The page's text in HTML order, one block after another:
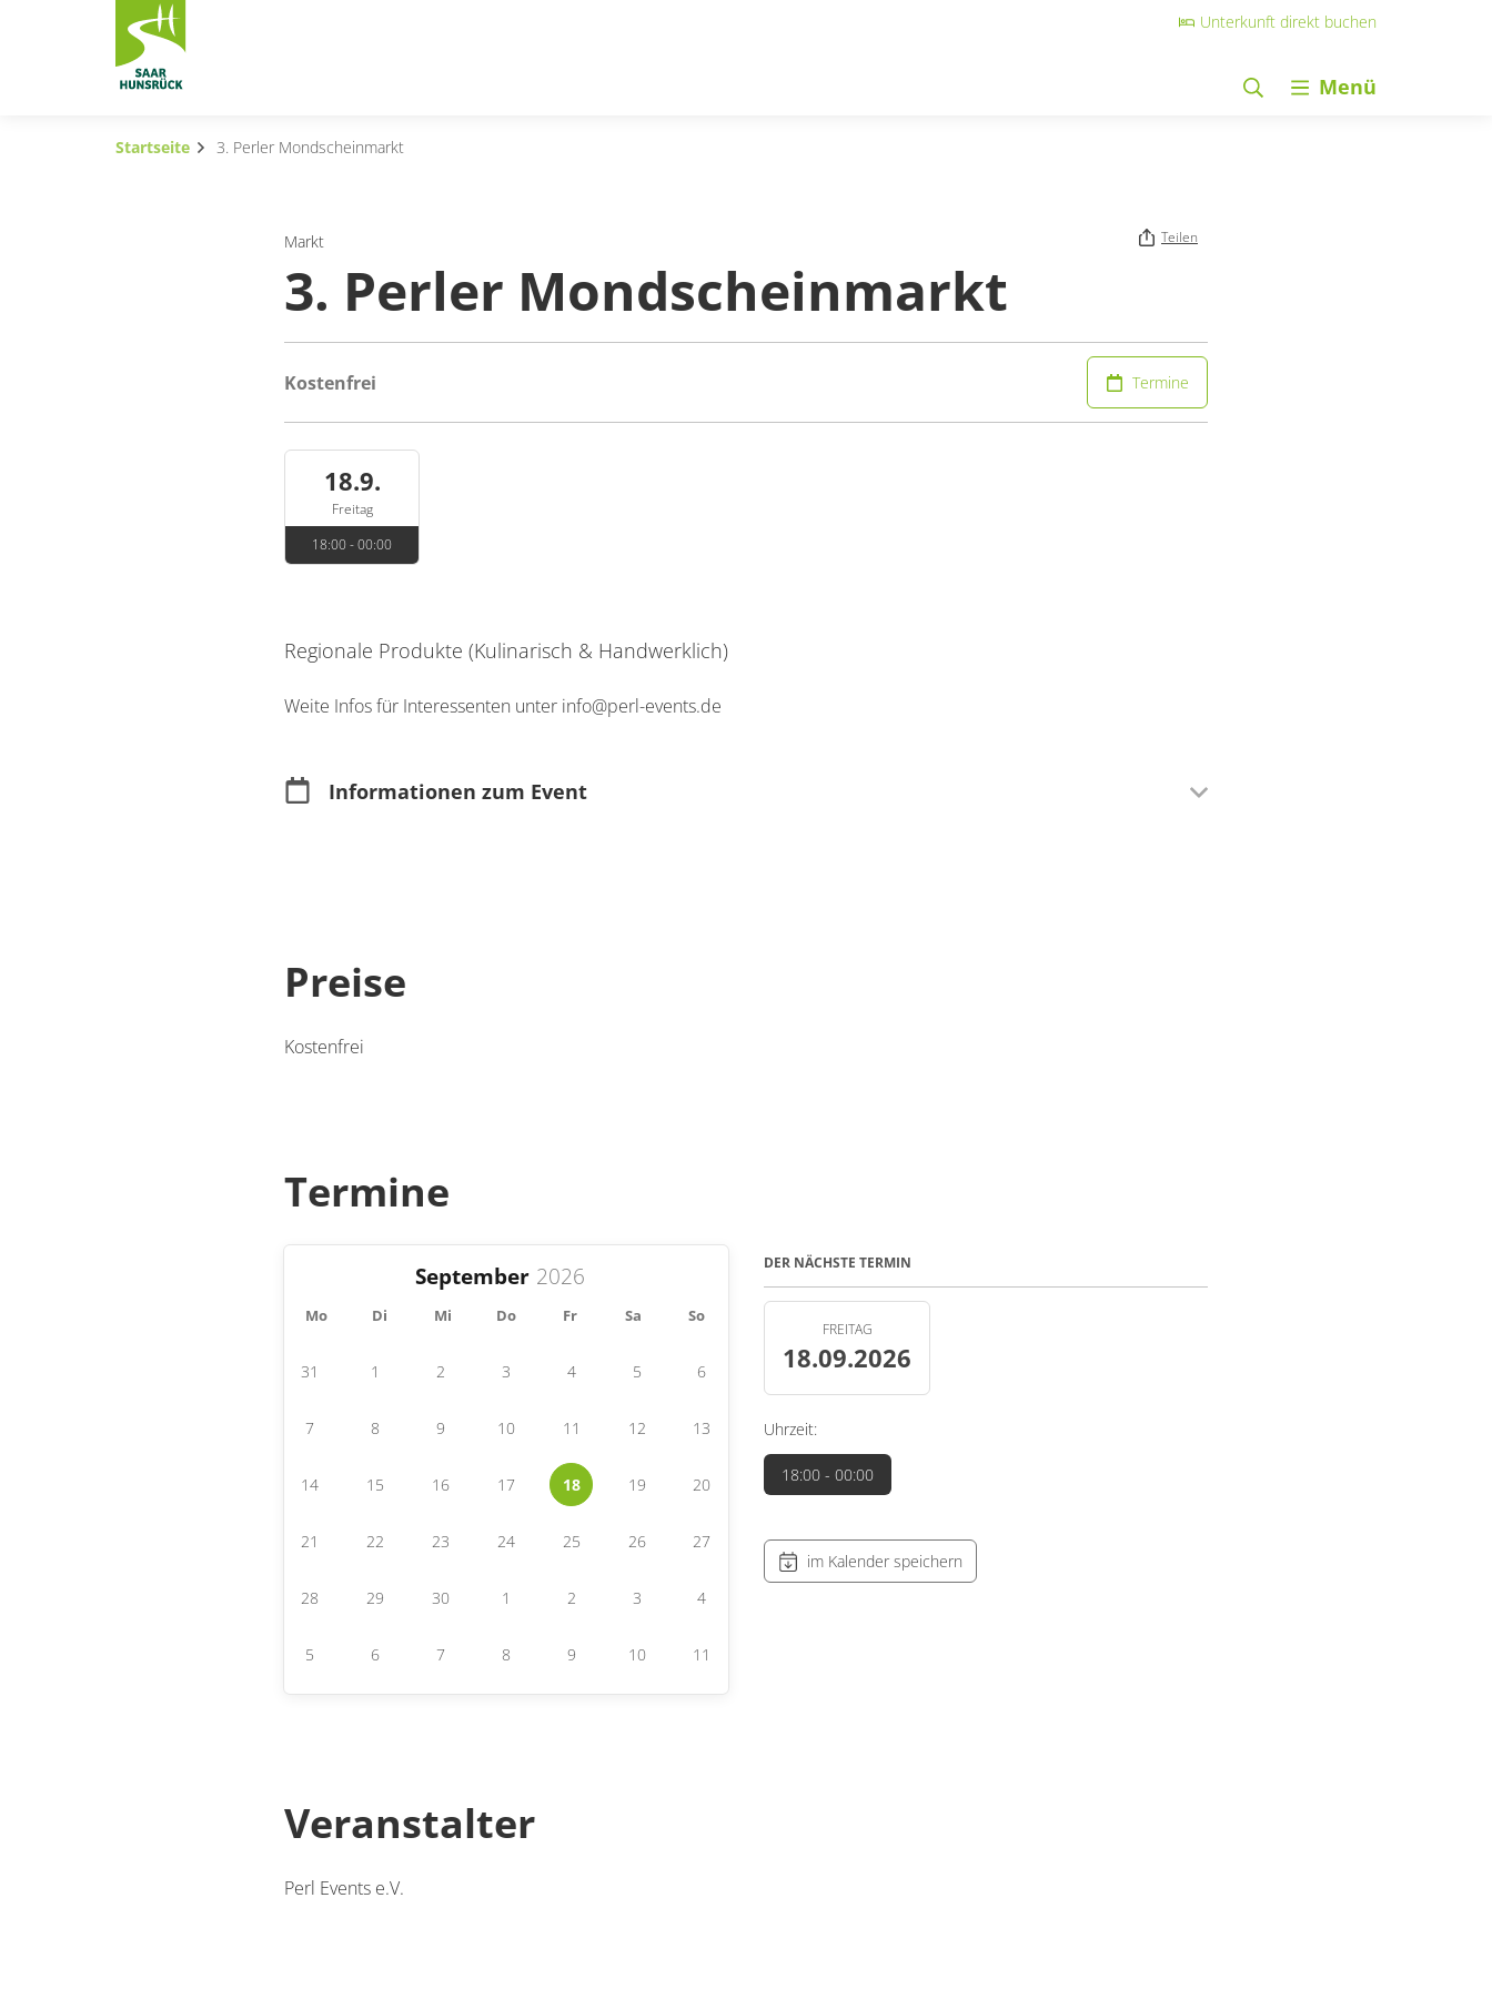
Zum Hauptinhalt springen
Unterkunft direkt buchen
Menü
Startseite 3. Perler Mondscheinmarkt
Markt Teilen
3. Perler Mondscheinmarkt
Kostenfrei Termine
18.9.
Freitag
18:00 - 00:00
Regionale Produkte (Kulinarisch & Handwerklich)
Weite Infos für Interessenten unter info@perl-events.de
Informationen zum Event
Preise
Kostenfrei
Termine
September
Mo Di Mi Do Fr Sa So
31 1 2 3 4 5 6
7 8 9 10 11 12 13
14 15 16 17 18 19 20
21 22 23 24 25 26 27
28 29 30 1 2 3 4
5 6 7 8 9 10 11
DER NÄCHSTE TERMIN
FREITAG
18.09.2026
Uhrzeit:
18:00 - 00:00
im Kalender speichern
Veranstalter
Perl Events e.V.